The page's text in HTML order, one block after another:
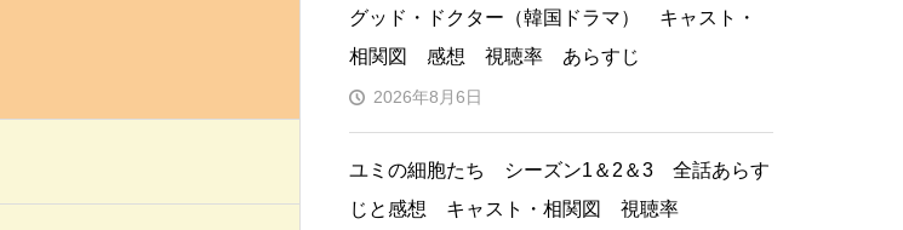
グッド・ドクター（韓国ドラマ） キャスト・
相関図 感想 視聴率 あらすじ
2026年8月6日
ユミの細胞たち シーズン1＆2＆3 全話あらす
じと感想 キャスト・相関図 視聴率